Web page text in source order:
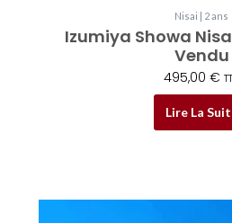
Nisai | 2 ans
Izumiya Showa
Vendu
495,00 €
Lire La